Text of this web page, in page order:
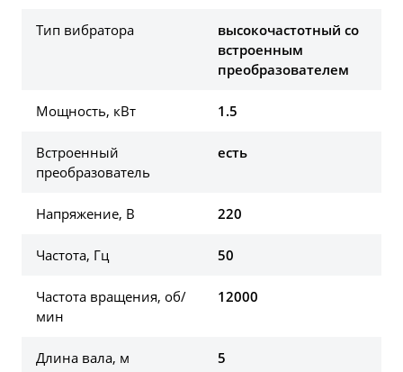
Тип вибратора
высокочастотный со
встроенным
преобразователем
Мощность, кВт 1.5
Встроенный
преобразователь
есть
Напряжение, В 220
Частота, Гц 50
Частота вращения, об/
мин
12000
Длина вала, м 5